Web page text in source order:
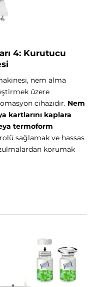
4: Kurutucu
nem alma
üzere
cihazıdır. Nem
kartlarını kaplara
termoform
sağlamak ve hassas
korumak